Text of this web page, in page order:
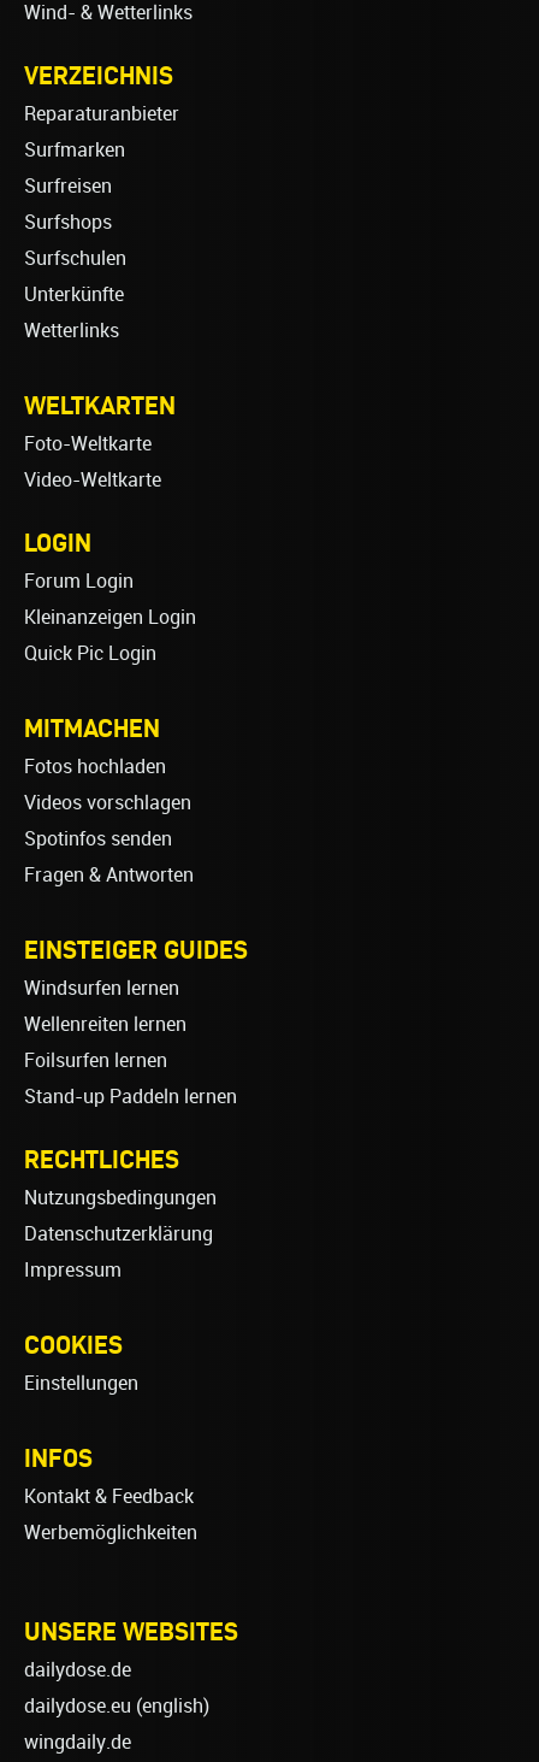
Wind- & Wetterlinks
VERZEICHNIS
Reparaturanbieter
Surfmarken
Surfreisen
Surfshops
Surfschulen
Unterkünfte
Wetterlinks
WELTKARTEN
Foto-Weltkarte
Video-Weltkarte
LOGIN
Forum Login
Kleinanzeigen Login
Quick Pic Login
MITMACHEN
Fotos hochladen
Videos vorschlagen
Spotinfos senden
Fragen & Antworten
EINSTEIGER GUIDES
Windsurfen lernen
Wellenreiten lernen
Foilsurfen lernen
Stand-up Paddeln lernen
RECHTLICHES
Nutzungsbedingungen
Datenschutzerklärung
Impressum
COOKIES
Einstellungen
INFOS
Kontakt & Feedback
Werbemöglichkeiten
UNSERE WEBSITES
dailydose.de
dailydose.eu (english)
wingdaily.de